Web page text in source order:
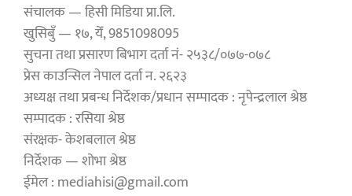
संचालक — हिसी मिडिया प्रा.लि.
खुसिबुँ — १७, येँ, 9851098095
सुचना तथा प्रसारण बिभाग दर्ता नं- २५३८/०७७-०७८
प्रेस काउन्सिल नेपाल दर्ता न. २६२३
अध्यक्ष तथा प्रबन्ध निर्देशक/प्रधान सम्पादक : नृपेन्द्रलाल श्रेष्ठ
सम्पादक : रसिया श्रेष्ठ
संरक्षक- केशबलाल श्रेष्ठ
निर्देशक — शोभा श्रेष्ठ
ईमेल : mediahisi@gmail.com